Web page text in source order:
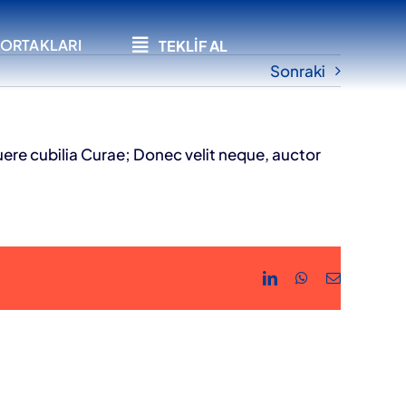
7×24 Ulaşabileceğiniz
Yazılım Güvencesi
Software Assurance ile
sistemleriniz sürekli güncel
TEKLİF AL
Sonraki
cubilia Curae; Donec velit neque, auctor
LinkedInWhatsApp
E-